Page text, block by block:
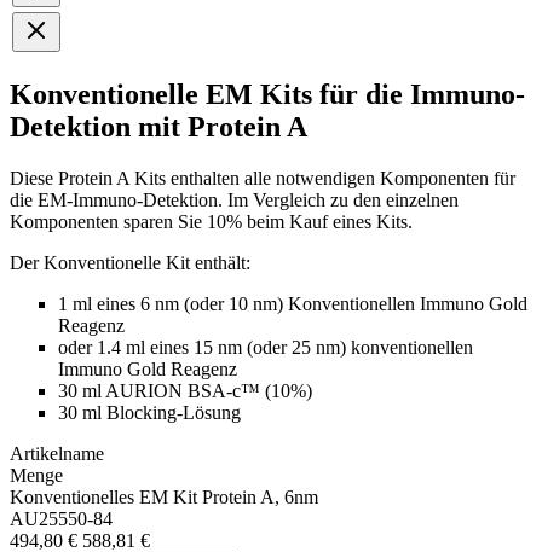
Konventionelle EM Kits für die Immuno-
Detektion mit Protein A
Diese Protein A Kits enthalten alle notwendigen Komponenten für
die EM-Immuno-Detektion. Im Vergleich zu den einzelnen
Komponenten sparen Sie 10% beim Kauf eines Kits.
Der Konventionelle Kit enthält:
1 ml eines 6 nm (oder 10 nm) Konventionellen Immuno Gold
Reagenz
oder 1.4 ml eines 15 nm (oder 25 nm) konventionellen
Immuno Gold Reagenz
30 ml AURION BSA-c™ (10%)
30 ml Blocking-Lösung
Artikelname
Menge
Konventionelles EM Kit Protein A, 6nm
AU25550-84
494,80 € 588,81 €